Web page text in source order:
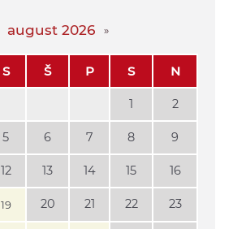
august 2026
S Š P S N
1 2
5 6 7 8 9
12 13 14 15 16
19 20 21 22 23